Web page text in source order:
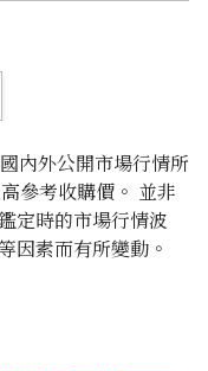
內外公開市場行情所
參考收購價。 並非
定時的市場行情波
因素而有所變動。